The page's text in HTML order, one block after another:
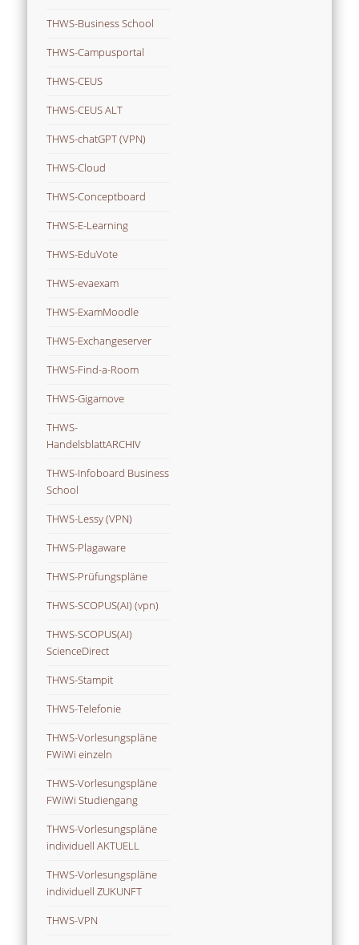
THWS-Business School
THWS-Campusportal
THWS-CEUS
THWS-CEUS ALT
THWS-chatGPT (VPN)
THWS-Cloud
THWS-Conceptboard
THWS-E-Learning
THWS-EduVote
THWS-evaexam
THWS-ExamMoodle
THWS-Exchangeserver
THWS-Find-a-Room
THWS-Gigamove
THWS-
HandelsblattARCHIV
THWS-Infoboard Business
School
THWS-Lessy (VPN)
THWS-Plagaware
THWS-Prüfungspläne
THWS-SCOPUS(AI) (vpn)
THWS-SCOPUS(AI)
ScienceDirect
THWS-Stampit
THWS-Telefonie
THWS-Vorlesungspläne
FWiWi einzeln
THWS-Vorlesungspläne
FWiWi Studiengang
THWS-Vorlesungspläne
individuell AKTUELL
THWS-Vorlesungspläne
individuell ZUKUNFT
THWS-VPN